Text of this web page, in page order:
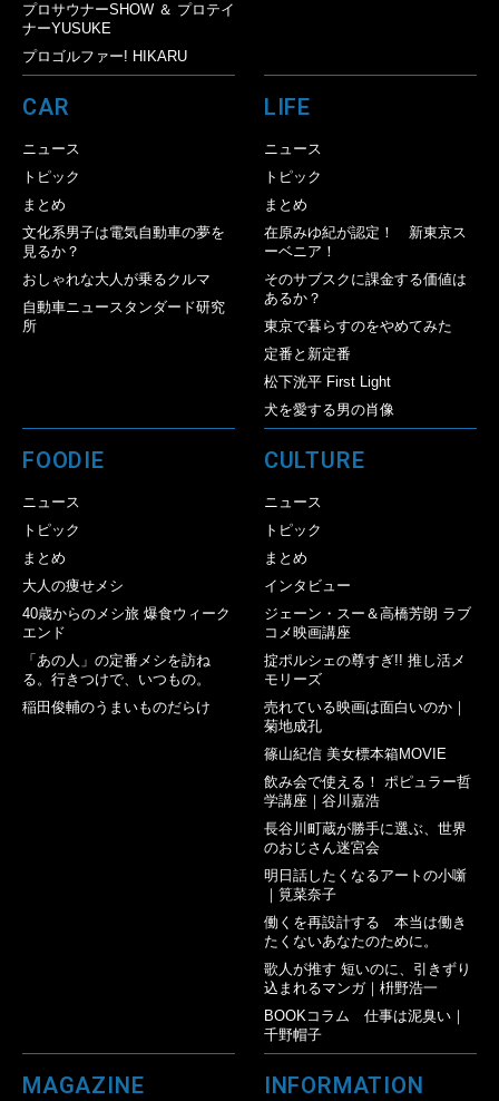
プロサウナーSHOW ＆ プロテイ
ナーYUSUKE
プロゴルファー! HIKARU
CAR
ニュース
トピック
まとめ
文化系男子は電気自動車の夢を
見るか？
おしゃれな大人が乗るクルマ
自動車ニュースタンダード研究
所
LIFE
ニュース
トピック
まとめ
在原みゆ紀が認定！ 新東京ス
ーベニア！
そのサブスクに課金する価値は
あるか？
東京で暮らすのをやめてみた
定番と新定番
松下洸平 First Light
犬を愛する男の肖像
FOODIE
ニュース
トピック
まとめ
大人の痩せメシ
40歳からのメシ旅 爆食ウィーク
エンド
「あの人」の定番メシを訪ね
る。行きつけで、いつもの。
稲田俊輔のうまいものだらけ
CULTURE
ニュース
トピック
まとめ
インタビュー
ジェーン・スー＆高橋芳朗 ラブ
コメ映画講座
掟ポルシェの尊すぎ!! 推し活メ
モリーズ
売れている映画は面白いのか｜
菊地成孔
篠山紀信 美女標本箱MOVIE
飲み会で使える！ ポピュラー哲
学講座｜谷川嘉浩
長谷川町蔵が勝手に選ぶ、世界
のおじさん迷宮会
明日話したくなるアートの小噺
｜筧菜奈子
働くを再設計する 本当は働き
たくないあなたのために。
歌人が推す 短いのに、引きずり
込まれるマンガ｜枡野浩一
BOOKコラム 仕事は泥臭い｜
千野帽子
MAGAZINE INFORMATION